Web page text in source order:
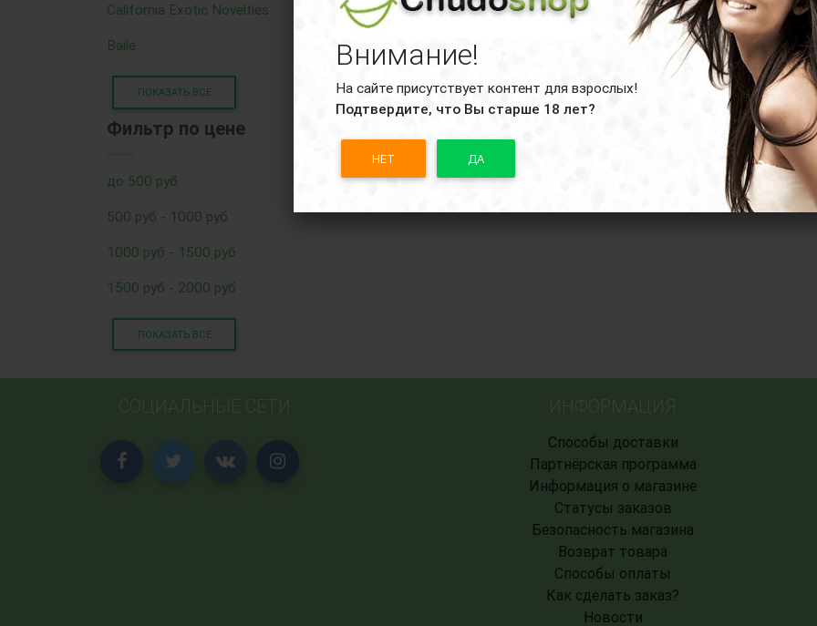
Внимание!
На сайте присутствует контент для взрослых!
Подтвердите, что Вы старше 18 лет?
НЕТ ДА
California Exotic Novelties
Baile
ПОКАЗАТЬ ВСЕ
Фильтр по цене
до 500 руб
500 руб - 1000 руб
1000 руб - 1500 руб
1500 руб - 2000 руб
ПОКАЗАТЬ ВСЕ
СОЦИАЛЬНЫЕ СЕТИ ИНФОРМАЦИЯ
Способы доставки
Партнёрская программа
Информация о магазине
Статусы заказов
Безопасность магазина
Возврат товара
Способы оплаты
Как сделать заказ?
Новости